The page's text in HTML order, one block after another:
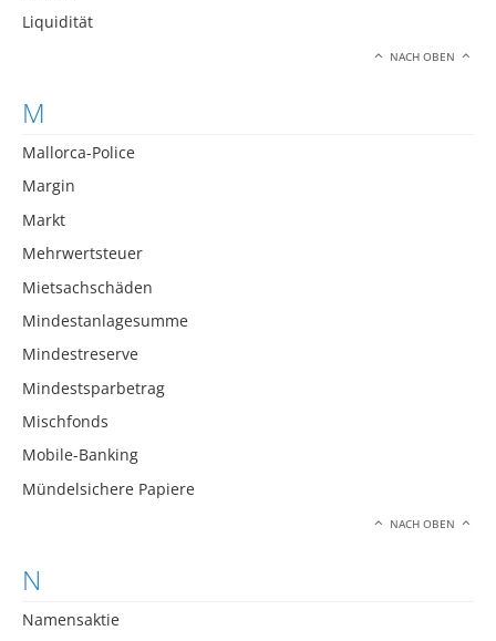
Liquidität
NACH OBEN
M
Mallorca-Police
Margin
Markt
Mehrwertsteuer
Mietsachschäden
Mindestanlagesumme
Mindestreserve
Mindestsparbetrag
Mischfonds
Mobile-Banking
Mündelsichere Papiere
NACH OBEN
N
Namensaktie